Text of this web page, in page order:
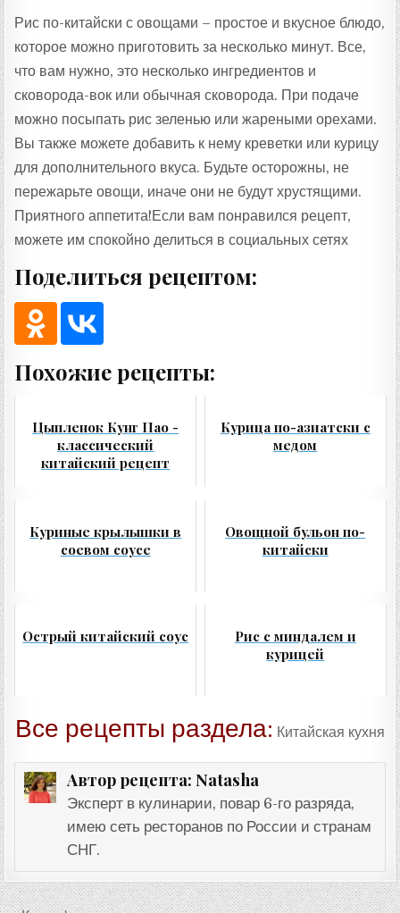
Рис по-китайски с овощами – простое и вкусное блюдо,
которое можно приготовить за несколько минут. Все,
что вам нужно, это несколько ингредиентов и
сковорода-вок или обычная сковорода. При подаче
можно посыпать рис зеленью или жареными орехами.
Вы также можете добавить к нему креветки или курицу
для дополнительного вкуса. Будьте осторожны, не
пережарьте овощи, иначе они не будут хрустящими.
Приятного аппетита!Если вам понравился рецепт,
можете им спокойно делиться в социальных сетях
Поделиться рецептом:
Похожие рецепты:
Цыпленок Кунг Пао -
классический
китайский рецепт
Курица по-азиатски с
медом
Куриные крылышки в
соевом соусе
Овощной бульон по-
китайски
Острый китайский соус
Рис с миндалем и
курицей
Все рецепты раздела: Китайская кухня
Автор рецепта: Natasha
Эксперт в кулинарии, повар 6-го разряда,
имею сеть ресторанов по России и странам
СНГ.